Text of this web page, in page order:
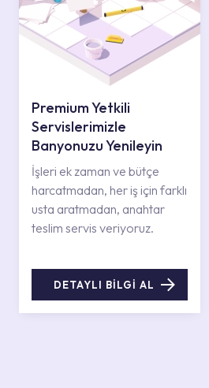
Premium Yetkili
Servislerimizle
Banyonuzu Yenileyin
İşleri ek zaman ve bütçe
harcatmadan, her iş için farklı
usta aratmadan, anahtar
teslim servis veriyoruz.
DETAYLI BİLGİ AL